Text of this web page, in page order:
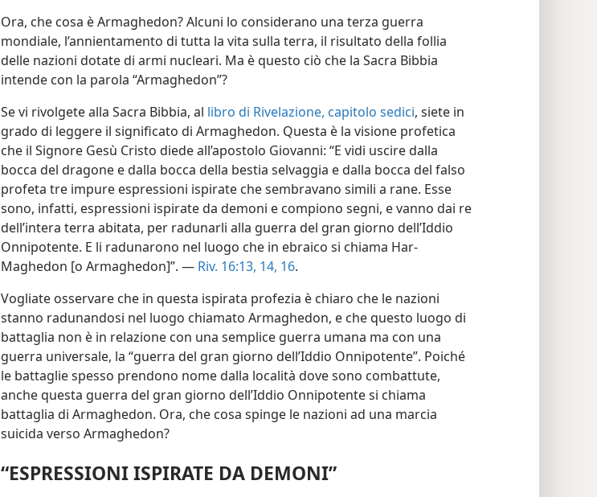
Ora, che cosa è Armaghedon? Alcuni lo considerano una terza guerra
mondiale, l’annientamento di tutta la vita sulla terra, il risultato della follia
delle nazioni dotate di armi nucleari. Ma è questo ciò che la Sacra Bibbia
intende con la parola “Armaghedon”?
Se vi rivolgete alla Sacra Bibbia, al libro di Rivelazione, capitolo sedici, siete in
grado di leggere il significato di Armaghedon. Questa è la visione profetica
che il Signore Gesù Cristo diede all’apostolo Giovanni: “E vidi uscire dalla
bocca del dragone e dalla bocca della bestia selvaggia e dalla bocca del falso
profeta tre impure espressioni ispirate che sembravano simili a rane. Esse
sono, infatti, espressioni ispirate da demoni e compiono segni, e vanno dai re
dell’intera terra abitata, per radunarli alla guerra del gran giorno dell’Iddio
Onnipotente. E li radunarono nel luogo che in ebraico si chiama Har-
Maghedon [o Armaghedon]”. — Riv. 16:13, 14, 16.
Vogliate osservare che in questa ispirata profezia è chiaro che le nazioni
stanno radunandosi nel luogo chiamato Armaghedon, e che questo luogo di
battaglia non è in relazione con una semplice guerra umana ma con una
guerra universale, la “guerra del gran giorno dell’Iddio Onnipotente”. Poiché
le battaglie spesso prendono nome dalla località dove sono combattute,
anche questa guerra del gran giorno dell’Iddio Onnipotente si chiama
battaglia di Armaghedon. Ora, che cosa spinge le nazioni ad una marcia
suicida verso Armaghedon?
“ESPRESSIONI ISPIRATE DA DEMONI”